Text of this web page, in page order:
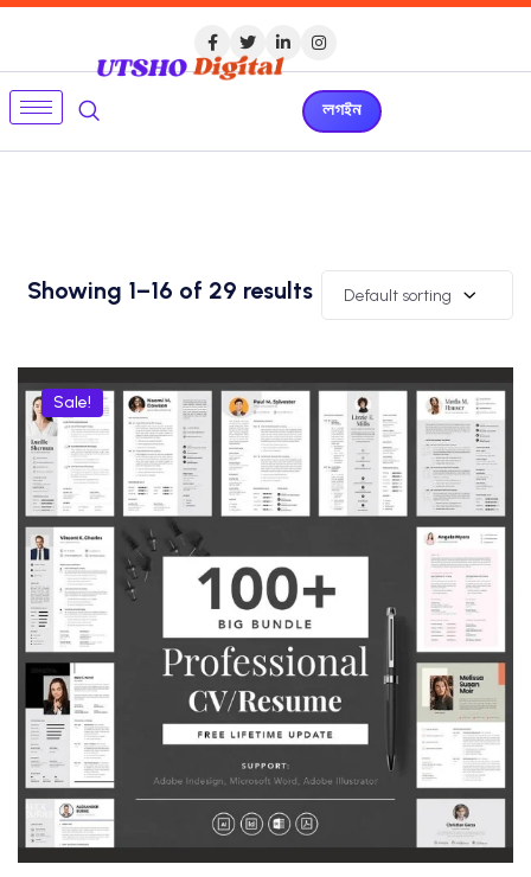
লগইন
Showing 1–16 of 29 results Default sorting
Sale!